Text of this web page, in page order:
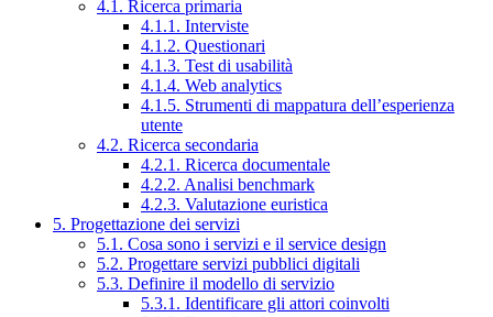
4.1. Ricerca primaria
4.1.1. Interviste
4.1.2. Questionari
4.1.3. Test di usabilità
4.1.4. Web analytics
4.1.5. Strumenti di mappatura dell’esperienza
utente
4.2. Ricerca secondaria
4.2.1. Ricerca documentale
4.2.2. Analisi benchmark
4.2.3. Valutazione euristica
5. Progettazione dei servizi
5.1. Cosa sono i servizi e il service design
5.2. Progettare servizi pubblici digitali
5.3. Definire il modello di servizio
5.3.1. Identificare gli attori coinvolti